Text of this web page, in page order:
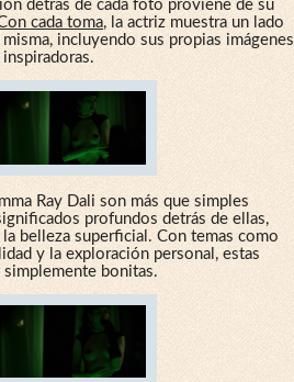
detrás de cada foto proviene de su
cada toma, la actriz muestra un lado
incluyendo sus propias imágenes
Ray Dali son más que simples
profundos detrás de ellas,
belleza superficial. Con temas como
y la exploración personal, estas
simplemente bonitas.